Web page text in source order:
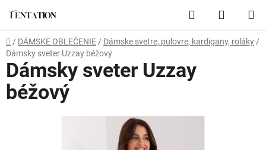
obsah
Hľadať
KOŠÍK
Domov
/ DÁMSKE OBLEČENIE / Dámske svetre, pulovre, kardigany, roláky /
Dámsky sveter Uzzay béžový
Dámsky sveter Uzzay
béžový